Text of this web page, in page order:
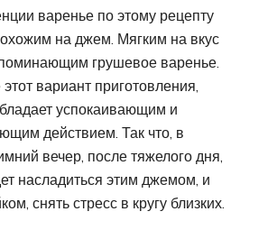
варенье по этому рецепту
на джем. Мягким на вкус
грушевое варенье.
вариант приготовления,
успокаивающим и
действием. Так что, в
вечер, после тяжелого дня,
насладиться этим джемом, и
снять стресс в кругу близких.